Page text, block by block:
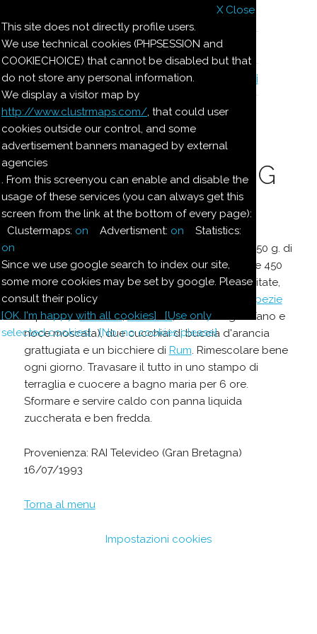
X Close
This site does not directly profile users.
We use technical cookies (PHPSESSION and
COOKIECHOICE) that cannot be disabled but that
do not store any personal information.
We display a visitor map by
http://www.clustrmaps.com/, that could user
cookies outside our control, and some
advertisement banners managed by external
agencies
. From this screenyou can enable and disable the
usage of these services (you can always get this
screen from the link at the bottom of every page):
Clustermaps: on Advertisment: on Statistics:
on
Since we use google search to index our site,
some more cookies may be set by google. Please
consult their policy
[OK. I'm happy with all cookies]
[Use only
selected cookies]
[No, no cookies please]
Le ricette di Pierre
Il quaderno di casa Magnaghi-Zorzoli
Le ricette di Pierre
CHRISTMAS PUDDING
Dosi per 4.
Far macerare per dieci giorni in luogo fresco 450 g. di
grasso di rognone tritato con 450 g. di uvetta e 450
g. di frutta candita tritata, 250 g. di mandorle tritate,
250 g. di zucchero di canna, due cucchiai di
Spezie
in polvere (Zenzero,Cannella, chiodo di garofano e
noce moscata), due cucchiai di buccia d'arancia
grattugiata e un bicchiere di Rum. Rimescolare bene
ogni giorno. Travasare il tutto in uno stampo di
terraglia e cuocere a bagno maria per 6 ore.
Sformare e servire caldo con panna liquida
zuccherata e ben fredda.
Provenienza: RAI Televideo (Gran Bretagna)
16/07/1993
Torna al menu
Impostazioni cookies